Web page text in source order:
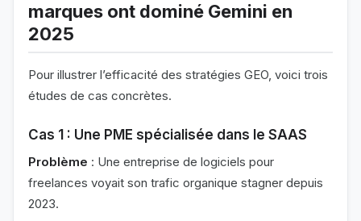
marques ont dominé Gemini en
2025
Pour illustrer l’efficacité des stratégies GEO, voici trois
études de cas concrètes.
Cas 1 : Une PME spécialisée dans le SAAS
Problème : Une entreprise de logiciels pour
freelances voyait son trafic organique stagner depuis
2023.